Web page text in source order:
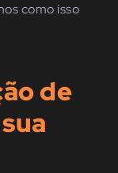
como isso
de